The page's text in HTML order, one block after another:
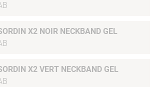
X2 NOIR NECKBAND GEL
X2 VERT NECKBAND GEL